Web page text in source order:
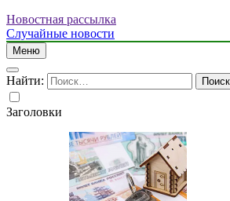
Новостная рассылка
Случайные новости
Меню
Найти:
Заголовки